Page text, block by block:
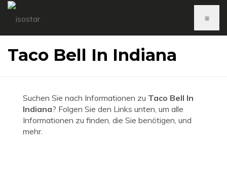
≡
Taco Bell In Indiana
Suchen Sie nach Informationen zu Taco Bell In
Indiana? Folgen Sie den Links unten, um alle
Informationen zu finden, die Sie benötigen, und
mehr.